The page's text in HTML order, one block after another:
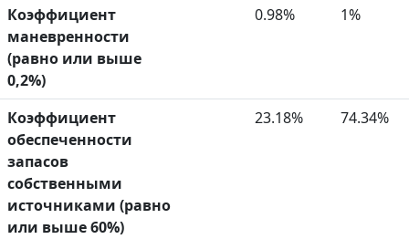
Коэффициент
маневренности
(равно или выше
0,2%)
0.98% 1%
Коэффициент
обеспеченности
запасов
собственными
источниками (равно
или выше 60%)
23.18% 74.34%